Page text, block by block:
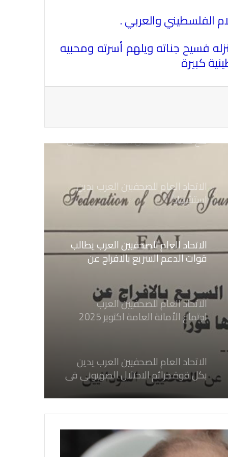
الفلسطيني والعربي .
فسيح جناته ويلهم أسرته ومحبيه
كبيرة
الاتحاد العام للصحفيين العرب يتابع بكل
اهتمام الأوضاع الحالية فى ســوريــا
الاتحاد العام للصحفيين العرب يتضامن
مع نقابة الصحفيين اليمنيين فى عدن
ضد الإجراءات التعسفية من السلطات
الاتحاد العام للصحفيين العرب يدين
استشهاد
ثلاثة صحفيين فلسطينيين باستهداف
إسرائيلي وسط قطاع غزة
الاتحاد العام للصحفيين العرب يطالب
قوات الدعم السريع بالافراج عن
الصحفيين السودانيين المعتقلين لديها
الاتحاد العام للصحفيين العرب
اجتماع الأمانة العامة اكتوبر 2025
الاتحاد العام للصحفيين العرب يدين
بكل قوة جرائم الاحتلال الصهيوني فى
غزة والتي نتج عنها اغتيال خمسة
صحفيين فلسطينيين
الاتحاد العام للصحفيين العرب يدين
بكل قوة جريمة إغتيال الاحتلال
الصهيوني للصحفيين الفسطينيين فى